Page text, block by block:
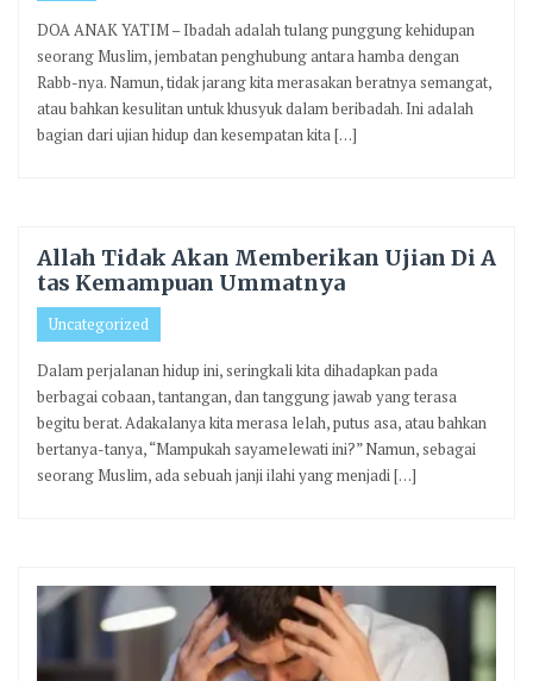
DOA ANAK YATIM – Ibadah adalah tulang punggung kehidupan
seorang Muslim, jembatan penghubung antara hamba dengan
Rabb-nya. Namun, tidak jarang kita merasakan beratnya semangat,
atau bahkan kesulitan untuk khusyuk dalam beribadah. Ini adalah
bagian dari ujian hidup dan kesempatan kita […]
Allah Tidak Akan Memberikan Ujian Di A
tas Kemampuan Ummatnya
Uncategorized
Dalam perjalanan hidup ini, seringkali kita dihadapkan pada
berbagai cobaan, tantangan, dan tanggung jawab yang terasa
begitu berat. Adakalanya kita merasa lelah, putus asa, atau bahkan
bertanya-tanya, “Mampukah sayamelewati ini?” Namun, sebagai
seorang Muslim, ada sebuah janji ilahi yang menjadi […]